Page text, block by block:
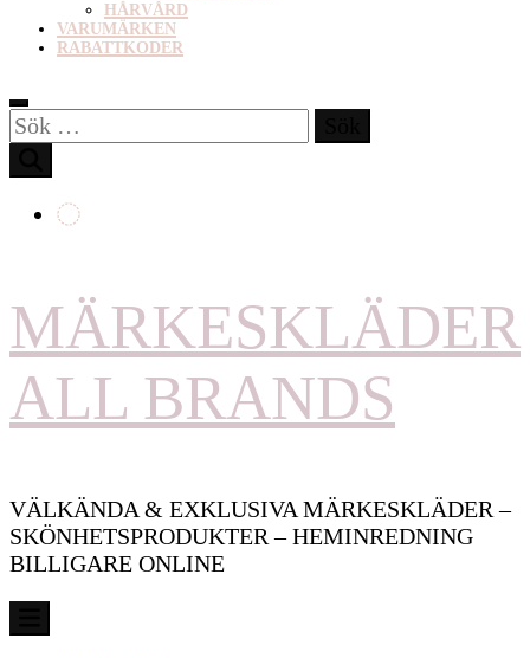
HÅRVÅRD
VARUMÄRKEN
RABATTKODER
Sök
efter:
MÄRKESKLÄDER
ALL BRANDS
VÄLKÄNDA & EXKLUSIVA MÄRKESKLÄDER –
SKÖNHETSPRODUKTER – HEMINREDNING
BILLIGARE ONLINE